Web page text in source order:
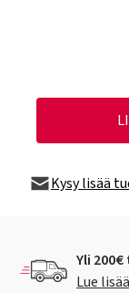
Kysy lisää
Yli
Lue